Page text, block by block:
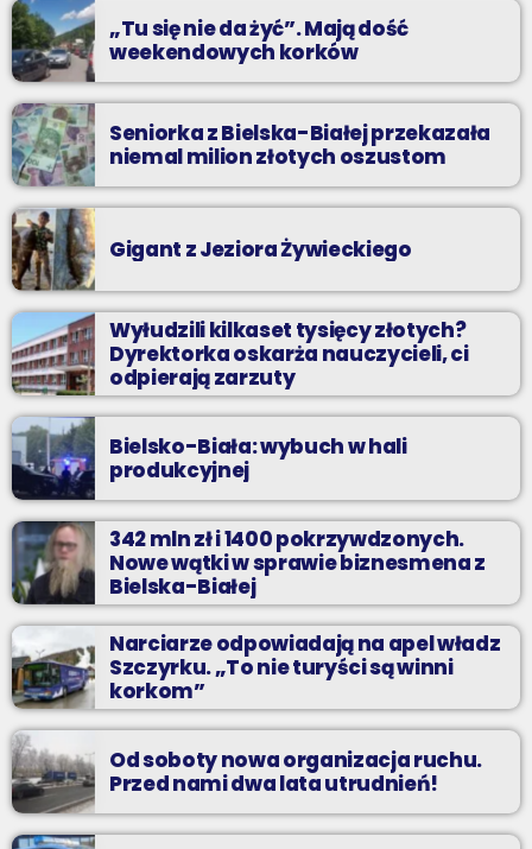
„Tu się nie da żyć”. Mają dość
weekendowych korków
Seniorka z Bielska-Białej przekazała
niemal milion złotych oszustom
Gigant z Jeziora Żywieckiego
Wyłudzili kilkaset tysięcy złotych?
Dyrektorka oskarża nauczycieli, ci
odpierają zarzuty
Bielsko-Biała: wybuch w hali
produkcyjnej
342 mln zł i 1400 pokrzywdzonych.
Nowe wątki w sprawie biznesmena z
Bielska-Białej
Narciarze odpowiadają na apel władz
Szczyrku. „To nie turyści są winni
korkom”
Od soboty nowa organizacja ruchu.
Przed nami dwa lata utrudnień!